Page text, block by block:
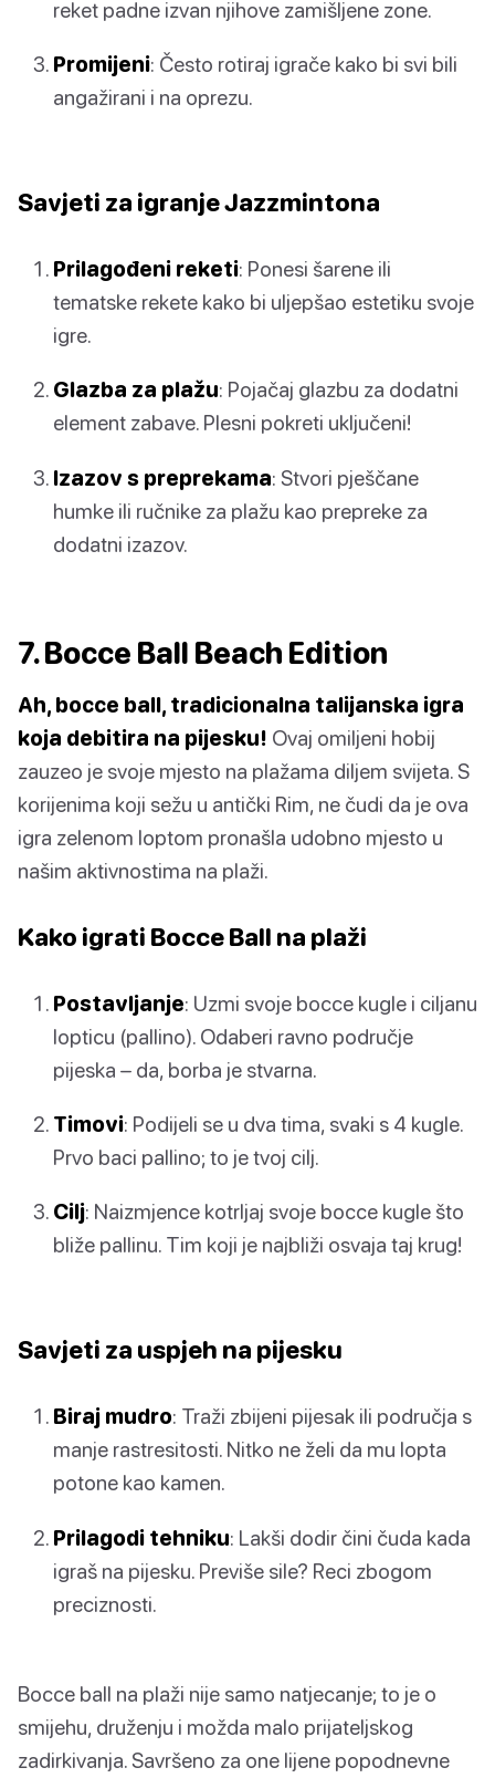
reket padne izvan njihove zamišljene zone.
Promijeni: Često rotiraj igrače kako bi svi bili
angažirani i na oprezu.
Savjeti za igranje Jazzmintona
Prilagođeni reketi: Ponesi šarene ili
tematske rekete kako bi uljepšao estetiku svoje
igre.
Glazba za plažu: Pojačaj glazbu za dodatni
element zabave. Plesni pokreti uključeni!
Izazov s preprekama: Stvori pješčane
humke ili ručnike za plažu kao prepreke za
dodatni izazov.
7. Bocce Ball Beach Edition
Ah, bocce ball, tradicionalna talijanska igra
koja debitira na pijesku! Ovaj omiljeni hobij
zauzeo je svoje mjesto na plažama diljem svijeta. S
korijenima koji sežu u antički Rim, ne čudi da je ova
igra zelenom loptom pronašla udobno mjesto u
našim aktivnostima na plaži.
Kako igrati Bocce Ball na plaži
Postavljanje: Uzmi svoje bocce kugle i ciljanu
lopticu (pallino). Odaberi ravno područje
pijeska – da, borba je stvarna.
Timovi: Podijeli se u dva tima, svaki s 4 kugle.
Prvo baci pallino; to je tvoj cilj.
Cilj: Naizmjence kotrljaj svoje bocce kugle što
bliže pallinu. Tim koji je najbliži osvaja taj krug!
Savjeti za uspjeh na pijesku
Biraj mudro: Traži zbijeni pijesak ili područja s
manje rastresitosti. Nitko ne želi da mu lopta
potone kao kamen.
Prilagodi tehniku: Lakši dodir čini čuda kada
igraš na pijesku. Previše sile? Reci zbogom
preciznosti.
Bocce ball na plaži nije samo natjecanje; to je o
smijehu, druženju i možda malo prijateljskog
zadirkivanja. Savršeno za one lijene popodnevne